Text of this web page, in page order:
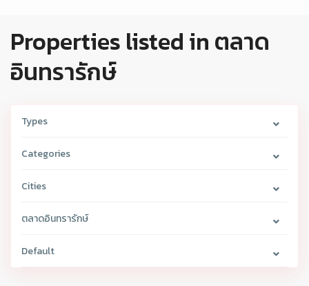
Properties listed in ตลาด
อินทรารักษ์
Types
Categories
Cities
ตลาดอินทรารักษ์
Default